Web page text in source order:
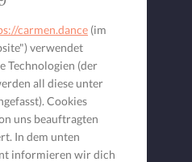
carmen.dance (im
verwendet
Technologien (der
all diese unter
Cookies
uns beauftragten
In dem unten
informieren wir dich